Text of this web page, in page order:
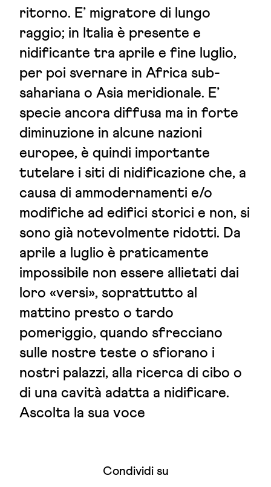
ritorno. E’ migratore di lungo
raggio; in Italia è presente e
nidificante tra aprile e fine luglio,
per poi svernare in Africa sub-
sahariana o Asia meridionale. E’
specie ancora diffusa ma in forte
diminuzione in alcune nazioni
europee, è quindi importante
tutelare i siti di nidificazione che, a
causa di ammodernamenti e/o
modifiche ad edifici storici e non, si
sono già notevolmente ridotti. Da
aprile a luglio è praticamente
impossibile non essere allietati dai
loro «versi», soprattutto al
mattino presto o tardo
pomeriggio, quando sfrecciano
sulle nostre teste o sfiorano i
nostri palazzi, alla ricerca di cibo o
di una cavità adatta a nidificare.
Ascolta la sua voce
Condividi su